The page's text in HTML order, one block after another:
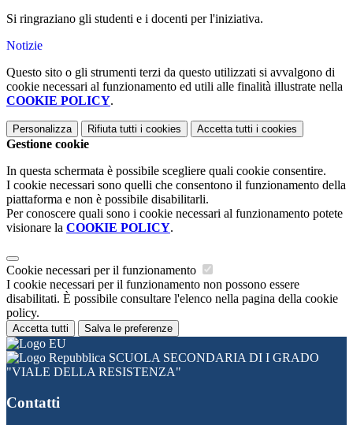
Si ringraziano gli studenti e i docenti per l'iniziativa.
Notizie
Questo sito o gli strumenti terzi da questo utilizzati si avvalgono di
cookie necessari al funzionamento ed utili alle finalità illustrate nella
COOKIE POLICY.
Personalizza Rifiuta tutti i cookies Accetta tutti i cookies
Gestione cookie
In questa schermata è possibile scegliere quali cookie consentire.
I cookie necessari sono quelli che consentono il funzionamento della
piattaforma e non è possibile disabilitarli.
Per conoscere quali sono i cookie necessari al funzionamento potete
visionare la COOKIE POLICY.
Cookie necessari per il funzionamento
I cookie necessari per il funzionamento non possono essere
disabilitati. È possibile consultare l'elenco nella pagina della cookie
policy.
Accetta tutti Salva le preferenze
SCUOLA SECONDARIA DI I GRADO
"VIALE DELLA RESISTENZA"
Contatti